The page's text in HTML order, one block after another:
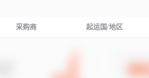
采购商 起运国/地区